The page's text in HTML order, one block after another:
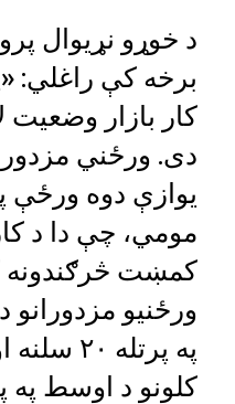
د خوړو نړیوال
برخه کې راغلي:
کار بازار وضعیت
دی. ورځني
یوازې دوه ورځې
مومي، چې دا د
کمښت څرګندونه
ورځنیو مزدورانو
په پرتله